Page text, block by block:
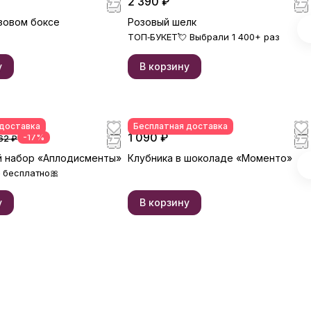
иллюстративный характер —
реальный букет может немного
отличаться по оттенкам и
форме. Примерные размеры
товара.Фирменная открытка-
боксе Розовый шелк
ТОП‑БУКЕТ💘 Выбрали 1 400+ раз
В корзину
₽ -17%
набор «Аплодисменты»
Бесплатная доставка
1 090 ₽
Клубника в шоколаде «Моменто»
В корзину